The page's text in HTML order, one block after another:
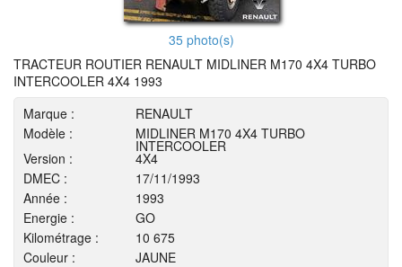
35 photo(s)
TRACTEUR ROUTIER RENAULT MIDLINER M170 4X4 TURBO
INTERCOOLER 4X4 1993
Marque :
RENAULT
Modèle :
MIDLINER M170 4X4 TURBO
INTERCOOLER
Version :
4X4
DMEC :
17/11/1993
Année :
1993
Energie :
GO
Kilométrage :
10 675
Couleur :
JAUNE